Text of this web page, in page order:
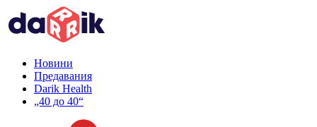
Новини
Предавания
Darik Health
„40 до 40“